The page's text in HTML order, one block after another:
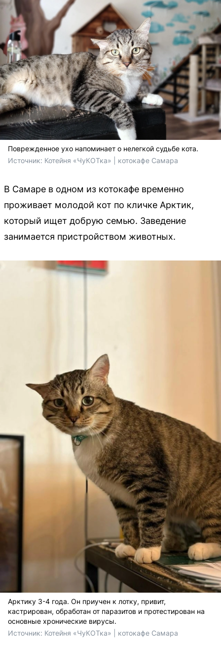
Поврежденное ухо напоминает о нелегкой судьбе кота.
Источник: Котейня «ЧуКОТка» | котокафе Самара
В Самаре в одном из котокафе временно
проживает молодой кот по кличке Арктик,
который ищет добрую семью. Заведение
занимается пристройством животных.
Арктику 3-4 года. Он приучен к лотку, привит,
кастрирован, обработан от паразитов и протестирован на
основные хронические вирусы.
Источник: Котейня «ЧуКОТка» | котокафе Самара